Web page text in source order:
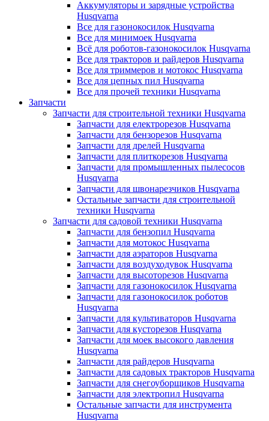
Аккумуляторы и зарядные устройства
Husqvarna
Все для газонокосилок Husqvarna
Все для минимоек Husqvarna
Всё для роботов-газонокосилок Husqvarna
Все для тракторов и райдеров Husqvarna
Все для триммеров и мотокос Husqvarna
Все для цепных пил Husqvarna
Все для прочей техники Husqvarna
Запчасти
Запчасти для строительной техники Husqvarna
Запчасти для електрорезов Husqvarna
Запчасти для бензорезов Husqvarna
Запчасти для дрелей Husqvarna
Запчасти для плиткорезов Husqvarna
Запчасти для промышленных пылесосов
Husqvarna
Запчасти для швонарезчиков Husqvarna
Остальные запчасти для строительной
техники Husqvarna
Запчасти для садовой техники Husqvarna
Запчасти для бензопил Husqvarna
Запчасти для мотокос Husqvarna
Запчасти для аэраторов Husqvarna
Запчасти для воздуходувок Husqvarna
Запчасти для высоторезов Husqvarna
Запчасти для газонокосилок Husqvarna
Запчасти для газонокосилок роботов
Husqvarna
Запчасти для культиваторов Husqvarna
Запчасти для кусторезов Husqvarna
Запчасти для моек высокого давления
Husqvarna
Запчасти для райдеров Husqvarna
Запчасти для садовых тракторов Husqvarna
Запчасти для снегоуборщиков Husqvarna
Запчасти для электропил Husqvarna
Остальные запчасти для инструмента
Husqvarna